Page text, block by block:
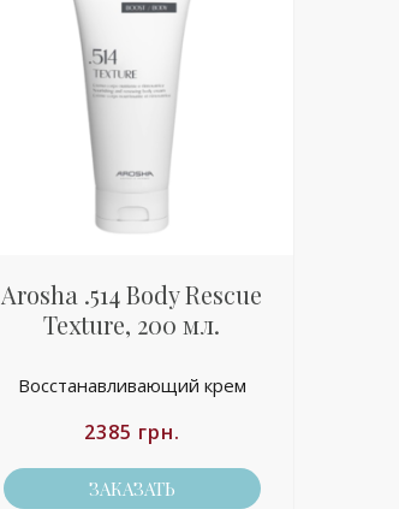
Arosha .514 Body Rescue
Texture, 200 мл.
Восстанавливающий крем
2385 грн.
ЗАКАЗАТЬ